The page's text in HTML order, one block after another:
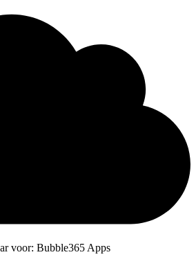
voor: Bubble365 Apps